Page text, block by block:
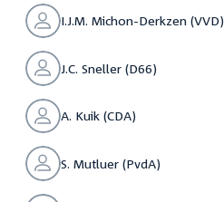
I.J.M. Michon-Derkzen (VVD)
J.C. Sneller (D66)
A. Kuik (CDA)
S. Mutluer (PvdA)